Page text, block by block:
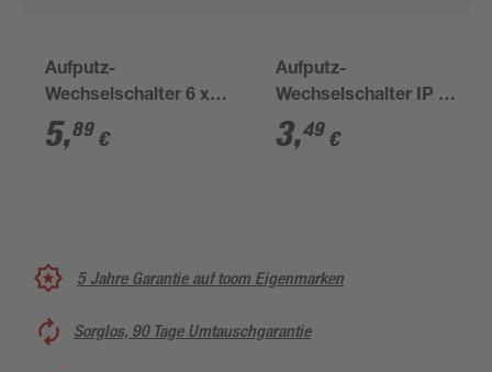
Aufputz-
Wechselschalter 6 x 6
x 3,5 cm weiß
5,89 €
Aufputz-
Wechselschalter IP 54
grau 6,5 x 9,3 cm
3,49 €
5 Jahre Garantie auf toom Eigenmarken
Sorglos, 90 Tage Umtauschgarantie